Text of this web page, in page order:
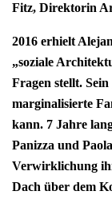
Fitz, Direktorin
2016 erhielt
„soziale
Fragen stellt.
marginalisierte
kann. 7 Jahre
Panizza und
Verwirklichung
Dach über dem